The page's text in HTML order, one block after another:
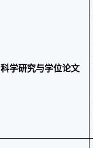
科学研究与学位论文